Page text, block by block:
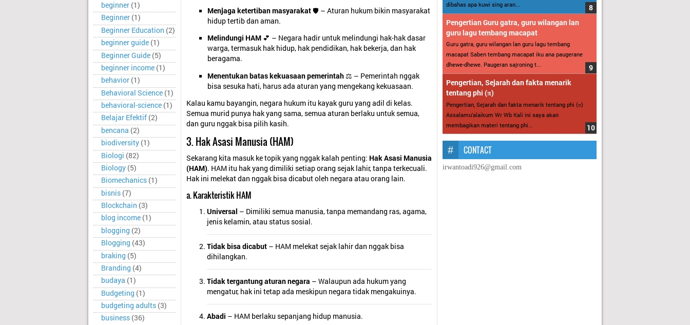
beginner (1)
Beginner (1)
Beginner Education (2)
beginner guide (1)
Beginner Guide (5)
beginner income (1)
behavior (1)
Behavioral Science (1)
behavioral-science (1)
Belajar Efektif (2)
bencana (2)
biodiversity (1)
Biologi (82)
Biology (5)
Biomechanics (1)
bisnis (7)
Blockchain (3)
blog income (1)
blogging (2)
Blogging (43)
braking (5)
Branding (4)
budaya (1)
Budgeting (1)
budgeting adults (3)
business (36)
Menjaga ketertiban masyarakat🛡️ – Aturan hukum bikin masyarakat
hidup tertib dan aman.
Melindungi HAM💕 – Negara hadir untuk melindungi hak-hak dasar
warga, termasuk hak hidup, hak pendidikan, hak bekerja, dan hak
beragama.
Menentukan batas kekuasaan pemerintah⚖️ – Pemerintah nggak
bisa sesuka hati, harus ada aturan yang mengekang kekuasaan.
Kalau kamu bayangin, negara hukum itu kayak guru yang adil di kelas.
Semua murid punya hak yang sama, semua aturan berlaku untuk semua,
dan guru nggak bisa pilih kasih.
3. Hak Asasi Manusia (HAM)
Sekarang kita masuk ke topik yang nggak kalah penting: Hak Asasi Manusia
(HAM). HAM itu hak yang dimiliki setiap orang sejak lahir, tanpa terkecuali.
Hak ini melekat dan nggak bisa dicabut oleh negara atau orang lain.
a. Karakteristik HAM
Universal – Dimiliki semua manusia, tanpa memandang ras, agama,
jenis kelamin, atau status sosial.
Tidak bisa dicabut – HAM melekat sejak lahir dan nggak bisa
dihilangkan.
Tidak tergantung aturan negara – Walaupun ada hukum yang
mengatur, hak ini tetap ada meskipun negara tidak mengakuinya.
Abadi – HAM berlaku sepanjang hidup manusia.
dibahas apa kuwi sing aran...
Pengertian Guru gatra, guru wilangan lan
guru lagu tembang macapat
Guru gatra, guru wilangan lan guru lagu tembang
macapat Saben tembang macapat iku ana paugerane
dhewe-dhewe. Paugeran sajroning t...
Pengertian, Sejarah dan fakta menarik
tentang phi (π)
Pengertian, Sejarah dan fakta menarik tentang phi (π)
Assalamu’alaikum Wr Wb Kali ini saya akan
membagikan materi tentang phi...
CONTACT
irwantoadi926@gmail.com